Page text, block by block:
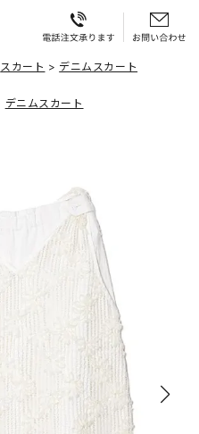
スカート
デニムスカート
デニムスカート